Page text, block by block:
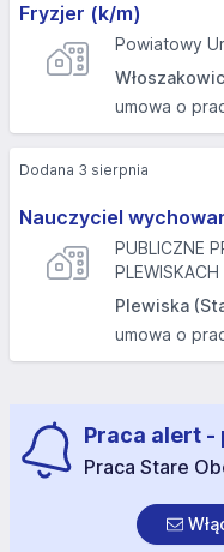
Fryzjer (k/m)
Powiatowy
umowa o
Nauczyciel
PUBLICZNE
PLEWISKACH
Plewiska
umowa o
Dodana 3 sierpnia
Praca alert -
Praca Stare